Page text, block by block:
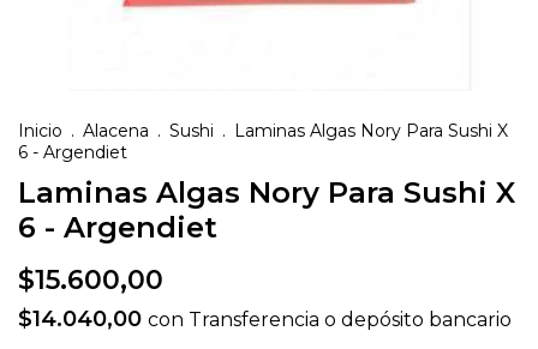
Inicio . Alacena . Sushi . Laminas Algas Nory Para Sushi X
6 - Argendiet
Laminas Algas Nory Para Sushi X
6 - Argendiet
$15.600,00
$14.040,00 con Transferencia o depósito bancario